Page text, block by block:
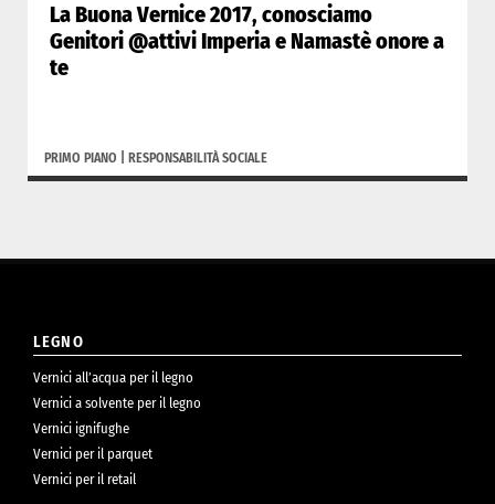
La Buona Vernice 2017, conosciamo
Genitori @attivi Imperia e Namastè onore a
te
PRIMO PIANO RESPONSABILITÀ SOCIALE
LEGNO
Vernici all’acqua per il legno
Vernici a solvente per il legno
Vernici ignifughe
Vernici per il parquet
Vernici per il retail